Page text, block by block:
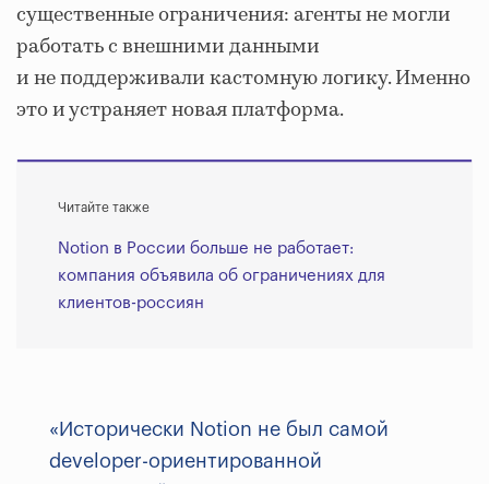
существенные ограничения: агенты не могли
работать с внешними данными
и не поддерживали кастомную логику. Именно
это и устраняет новая платформа.
Читайте также
Notion в России больше не работает:
компания объявила об ограничениях для
клиентов-россиян
«Исторически Notion не был самой
developer-ориентированной